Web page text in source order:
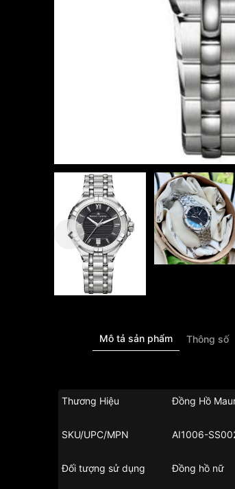
Mô tả sản phẩm Thông số
Thương Hiệu Đồng Hồ
SKU/UPC/MPN AI1006-
Đối tượng sử dụng Đồng hồ nữ